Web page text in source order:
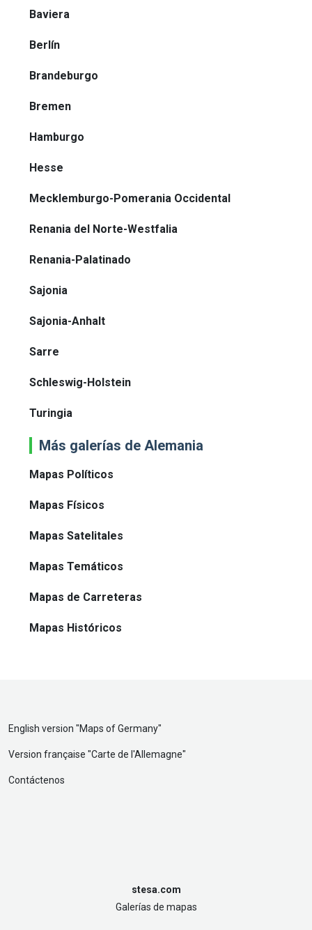
Baviera
Berlín
Brandeburgo
Bremen
Hamburgo
Hesse
Mecklemburgo-Pomerania Occidental
Renania del Norte-Westfalia
Renania-Palatinado
Sajonia
Sajonia-Anhalt
Sarre
Schleswig-Holstein
Turingia
Más galerías de Alemania
Mapas Políticos
Mapas Físicos
Mapas Satelitales
Mapas Temáticos
Mapas de Carreteras
Mapas Históricos
English version "Maps of Germany"
Version française "Carte de l'Allemagne"
Contáctenos
stesa.com
Galerías de mapas